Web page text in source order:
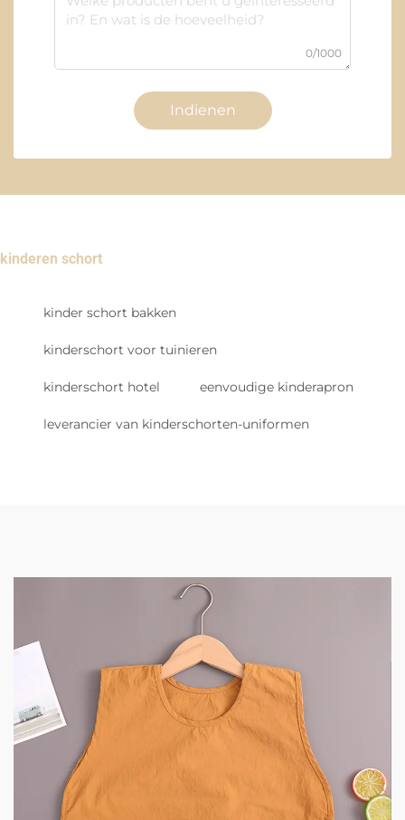
0/1000
Indienen
kinderen schort
kinder schort bakken
kinderschort voor tuinieren
kinderschort hotel eenvoudige kinderapron
leverancier van kinderschorten-uniformen